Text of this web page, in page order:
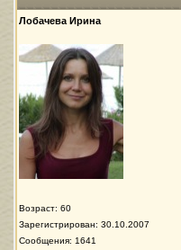
Лобачева Ирина
Возраст: 60
Зарегистрирован: 30.10.2007
Сообщения: 1641